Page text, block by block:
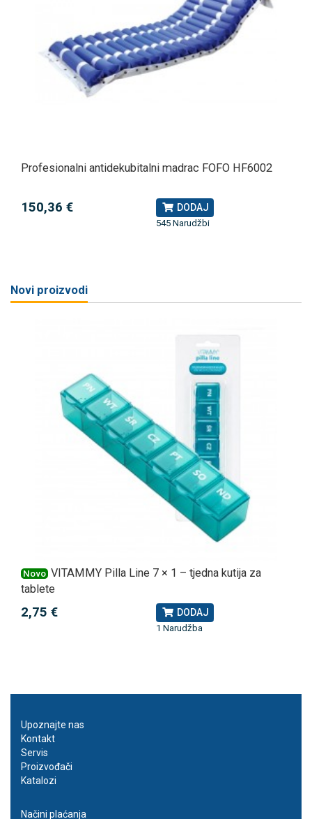
Profesionalni antidekubitalni madrac FOFO HF6002
150,36 € DODAJ
545 Narudžbi
Novi proizvodi
Novo VITAMMY Pilla Line 7 × 1 – tjedna kutija za
tablete
2,75 € DODAJ
1 Narudžba
Upoznajte nas
Kontakt
Servis
Proizvođači
Katalozi
Načini plaćanja